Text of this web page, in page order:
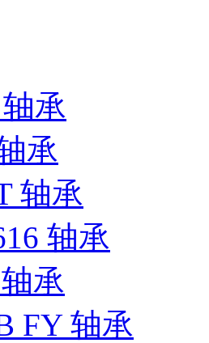
承
承
轴承
轴承
承
FY 轴承